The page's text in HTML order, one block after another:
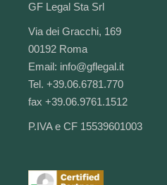
GF Legal Sta Srl
Via dei Gracchi, 169
00192 Roma
Email: info@gflegal.it
Tel. +39.06.6781.770
fax +39.06.9761.1512
P.IVA e CF 15539601003